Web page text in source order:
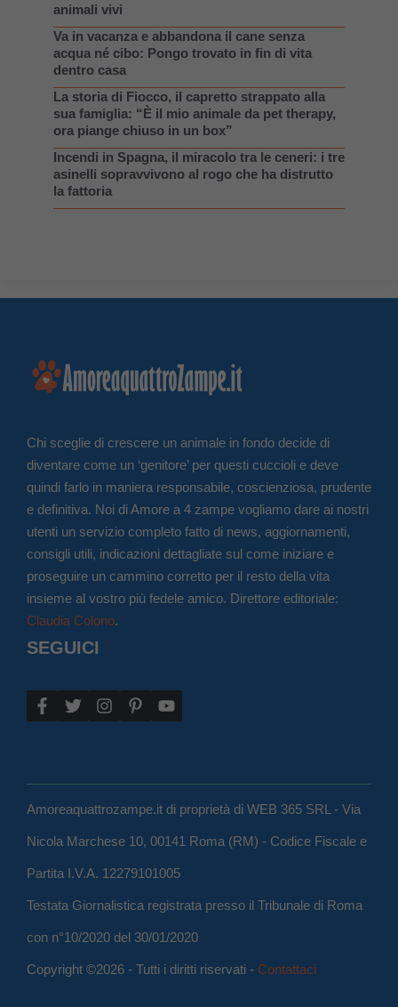
animali vivi
Va in vacanza e abbandona il cane senza
acqua né cibo: Pongo trovato in fin di vita
dentro casa
La storia di Fiocco, il capretto strappato alla
sua famiglia: “È il mio animale da pet therapy,
ora piange chiuso in un box”
Incendi in Spagna, il miracolo tra le ceneri: i tre
asinelli sopravvivono al rogo che ha distrutto
la fattoria
Chi sceglie di crescere un animale in fondo decide di
diventare come un ‘genitore’ per questi cuccioli e deve
quindi farlo in maniera responsabile, coscienziosa, prudente
e definitiva. Noi di Amore a 4 zampe vogliamo dare ai nostri
utenti un servizio completo fatto di news, aggiornamenti,
consigli utili, indicazioni dettagliate sul come iniziare e
proseguire un cammino corretto per il resto della vita
insieme al vostro più fedele amico. Direttore editoriale:
Claudia Colono.
SEGUICI
Amoreaquattrozampe.it di proprietà di WEB 365 SRL - Via
Nicola Marchese 10, 00141 Roma (RM) - Codice Fiscale e
Partita I.V.A. 12279101005
Testata Giornalistica registrata presso il Tribunale di Roma
con n°10/2020 del 30/01/2020
Copyright ©2026 - Tutti i diritti riservati - Contattaci